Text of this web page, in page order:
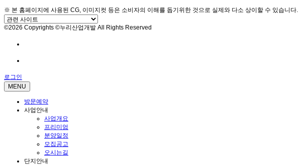
※ 본 홈페이지에 사용된 CG, 이미지컷 등은 소비자의 이해를 돕기위한 것으로 실제와 다소 상이할 수 있습니다.
©2026 Copyrights ©누리산업개발 All Rights Reserved
로그인
MENU
방문예약
사업안내
사업개요
프리미엄
분양일정
모집공고
오시는길
단지안내